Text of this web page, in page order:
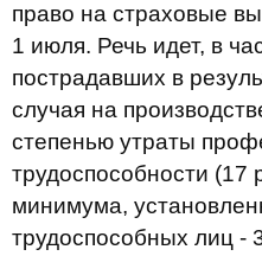
право на страховые
1 июля. Речь идет, в
пострадавших в
случая на
степенью утраты
трудоспособности (17
минимума,
трудоспособных лиц -